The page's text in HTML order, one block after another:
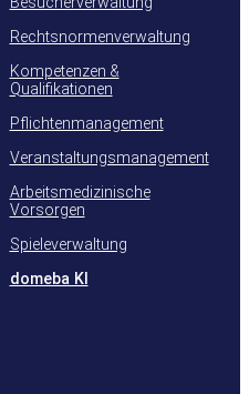
Rechtsnormenverwaltung
Kompetenzen &
Qualifikationen
Pflichtenmanagement
Veranstaltungsmanagement
Arbeitsmedizinische
Vorsorgen
Spieleverwaltung
domeba KI